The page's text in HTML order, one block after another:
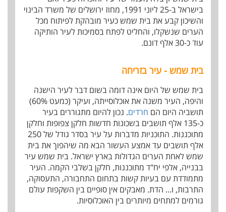
בישראל ב-25 ליוני 1991, מחוז ירושלים של משרד הבינוי
והשיכון קבע את בית שמש כעיר מובהקת לפיתוח מכל
הערים שנשקלו, והחליט לפתח בסמיכות לעיר הותיקה
עוד כ-30 אלף דונם.
בית שמש - עיר בזריחה
בית שמש של היום אינה דומה בשום דבר לעיר הישנה
והיפה, העיר משנה את אוכלוסייתה, ועיקר (כמעט 60%)
תושביה היום הם חרדים. נכון להיום מתגוררים בעיר
כ-135 אלף תושבים בשכונות חדשות חלקן צפופות וחלקן
מתוכננות. התוכניות מדברות על עיר בסדר גודל של 250
אלף תושבים עד אמצע העשור הבא מה שיהפוך את בית
שמש לאחת הערים הגדולות בארץ ישראל. בית שמש עיר
בבנייה, אלפי יח"ד מתוכננות, חלקן בשלבי הקמה. העיר
מתמודדת עם בעיות קשות בתחום התחבורה, התעסוקה,
התרבות, ו... הדת. מאבקים אין סופיים בין השקפות עולם
גורמים למתחים מיותרים בין האוכלוסיות.